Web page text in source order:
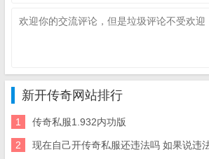
新开传奇网站排行
1 传奇私服1.932内功版
2 现在自己开传奇私服还违法吗 如果说违法为什么传奇私服